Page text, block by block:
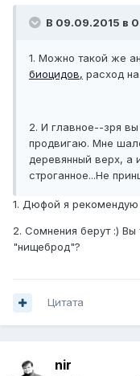
В 09.09.2015 в
1. Можно такой же
биоцидов, расход
2. И главное--зря
продвигаю. Мне
деревянный верх, а
строганное...Не
1. Дюфой я рекомендую
2. Сомнения берут :)
"нищеброд"?
Цитата
nir